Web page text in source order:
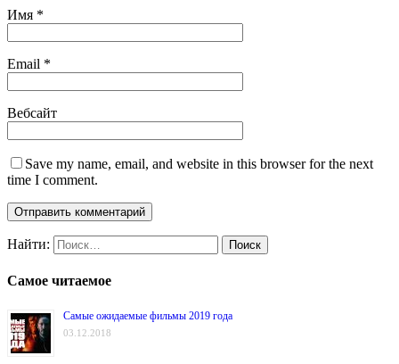
Имя *
Email *
Вебсайт
Save my name, email, and website in this browser for the next
time I comment.
Найти:
Самое читаемое
Самые ожидаемые фильмы 2019 года
03.12.2018